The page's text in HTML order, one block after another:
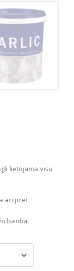
lietojama visu
arī pret
barībā.